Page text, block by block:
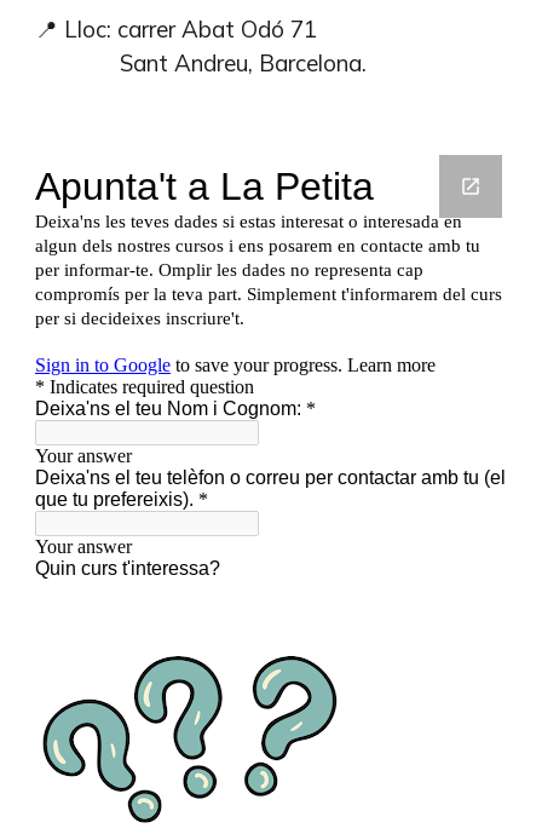
📍 Lloc: carrer Abat Odó 71
Sant Andreu, Barcelona.